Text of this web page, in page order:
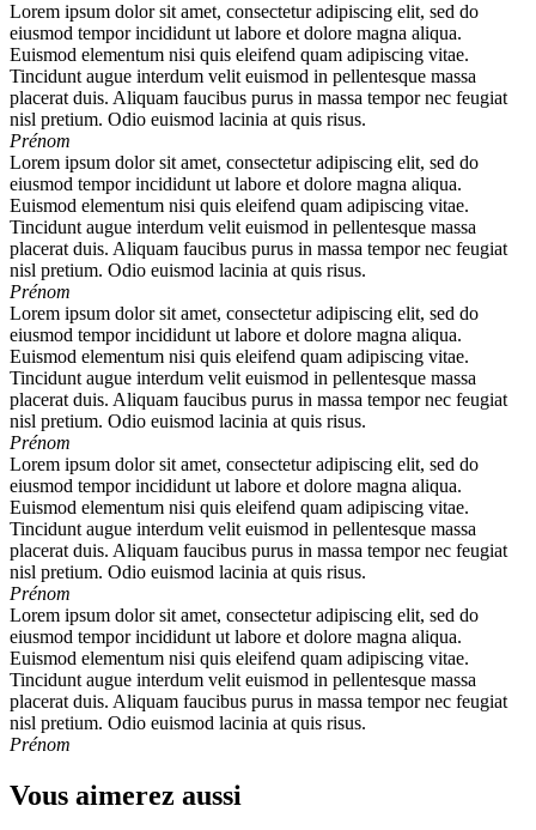
Lorem ipsum dolor sit amet, consectetur adipiscing elit, sed do
eiusmod tempor incididunt ut labore et dolore magna aliqua.
Euismod elementum nisi quis eleifend quam adipiscing vitae.
Tincidunt augue interdum velit euismod in pellentesque massa
placerat duis. Aliquam faucibus purus in massa tempor nec feugiat
nisl pretium. Odio euismod lacinia at quis risus.
Prénom
Lorem ipsum dolor sit amet, consectetur adipiscing elit, sed do
eiusmod tempor incididunt ut labore et dolore magna aliqua.
Euismod elementum nisi quis eleifend quam adipiscing vitae.
Tincidunt augue interdum velit euismod in pellentesque massa
placerat duis. Aliquam faucibus purus in massa tempor nec feugiat
nisl pretium. Odio euismod lacinia at quis risus.
Prénom
Lorem ipsum dolor sit amet, consectetur adipiscing elit, sed do
eiusmod tempor incididunt ut labore et dolore magna aliqua.
Euismod elementum nisi quis eleifend quam adipiscing vitae.
Tincidunt augue interdum velit euismod in pellentesque massa
placerat duis. Aliquam faucibus purus in massa tempor nec feugiat
nisl pretium. Odio euismod lacinia at quis risus.
Prénom
Lorem ipsum dolor sit amet, consectetur adipiscing elit, sed do
eiusmod tempor incididunt ut labore et dolore magna aliqua.
Euismod elementum nisi quis eleifend quam adipiscing vitae.
Tincidunt augue interdum velit euismod in pellentesque massa
placerat duis. Aliquam faucibus purus in massa tempor nec feugiat
nisl pretium. Odio euismod lacinia at quis risus.
Prénom
Lorem ipsum dolor sit amet, consectetur adipiscing elit, sed do
eiusmod tempor incididunt ut labore et dolore magna aliqua.
Euismod elementum nisi quis eleifend quam adipiscing vitae.
Tincidunt augue interdum velit euismod in pellentesque massa
placerat duis. Aliquam faucibus purus in massa tempor nec feugiat
nisl pretium. Odio euismod lacinia at quis risus.
Prénom
Vous aimerez aussi